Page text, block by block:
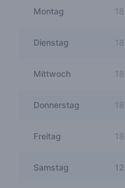
Montag
Dienstag
Mittwoch
Donnerstag
Freitag
Samstag